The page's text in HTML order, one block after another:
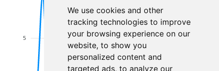
We use cookies and other
tracking technologies to improve
your browsing experience on our
website, to show you
personalized content and
targeted ads, to analyze our
5